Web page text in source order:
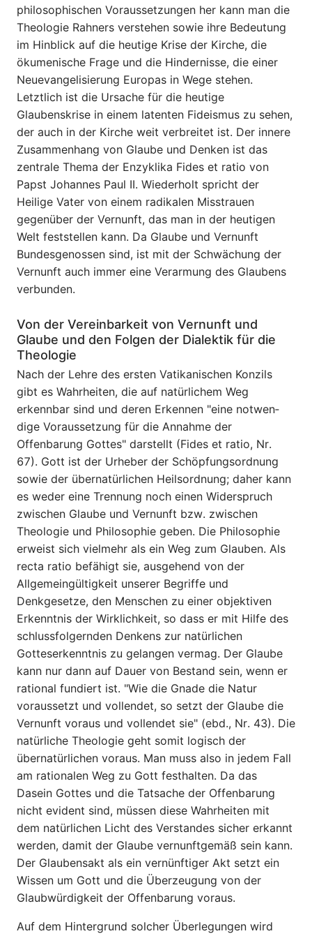
philosophischen Voraussetzungen her kann man die
Theologie Rahners verstehen sowie ihre Bedeutung
im Hinblick auf die heutige Krise der Kirche, die
ökumenische Frage und die Hindernisse, die einer
Neuevangelisierung Europas in Wege stehen.
Letztlich ist die Ursache für die heutige
Glaubenskrise in einem latenten Fideismus zu sehen,
der auch in der Kirche weit verbreitet ist. Der innere
Zusammenhang von Glaube und Denken ist das
zentrale Thema der Enzyklika Fides et ratio von
Papst Johannes Paul II. Wiederholt spricht der
Heilige Vater von einem radikalen Misstrauen
gegenüber der Vernunft, das man in der heutigen
Welt feststellen kann. Da Glaube und Vernunft
Bundesgenossen sind, ist mit der Schwächung der
Vernunft auch immer eine Verarmung des Glaubens
verbunden.
Von der Vereinbarkeit von Vernunft und
Glaube und den Folgen der Dialektik für die
Theologie
Nach der Lehre des ersten Vatikanischen Konzils
gibt es Wahrheiten, die auf natürlichem Weg
erkennbar sind und deren Erkennen "eine notwen­
dige Voraussetzung für die Annahme der
Offenbarung Gottes" darstellt (Fides et ratio, Nr.
67). Gott ist der Urheber der Schöpfungsordnung
sowie der übernatürlichen Heilsordnung; daher kann
es weder eine Trennung noch einen Widerspruch
zwischen Glaube und Vernunft bzw. zwischen
Theologie und Philosophie geben. Die Philosophie
erweist sich vielmehr als ein Weg zum Glauben. Als
recta ratio befähigt sie, ausgehend von der
Allgemeingültigkeit unserer Begriffe und
Denkgesetze, den Menschen zu einer objektiven
Erkenntnis der Wirklichkeit, so dass er mit Hilfe des
schlussfolgernden Denkens zur natürlichen
Gotteserkenntnis zu gelangen vermag. Der Glaube
kann nur dann auf Dauer von Bestand sein, wenn er
rational fundiert ist. "Wie die Gnade die Natur
voraussetzt und vollendet, so setzt der Glaube die
Vernunft voraus und vollendet sie" (ebd., Nr. 43). Die
natürliche Theologie geht somit logisch der
übernatürlichen voraus. Man muss also in jedem Fall
am rationalen Weg zu Gott festhalten. Da das
Dasein Gottes und die Tatsache der Offenbarung
nicht evident sind, müssen diese Wahrheiten mit
dem natürlichen Licht des Verstandes sicher erkannt
werden, damit der Glaube vernunftgemäß sein kann.
Der Glaubensakt als ein vernünftiger Akt setzt ein
Wissen um Gott und die Überzeugung von der
Glaubwürdigkeit der Offenbarung voraus.
Auf dem Hintergrund solcher Überlegungen wird